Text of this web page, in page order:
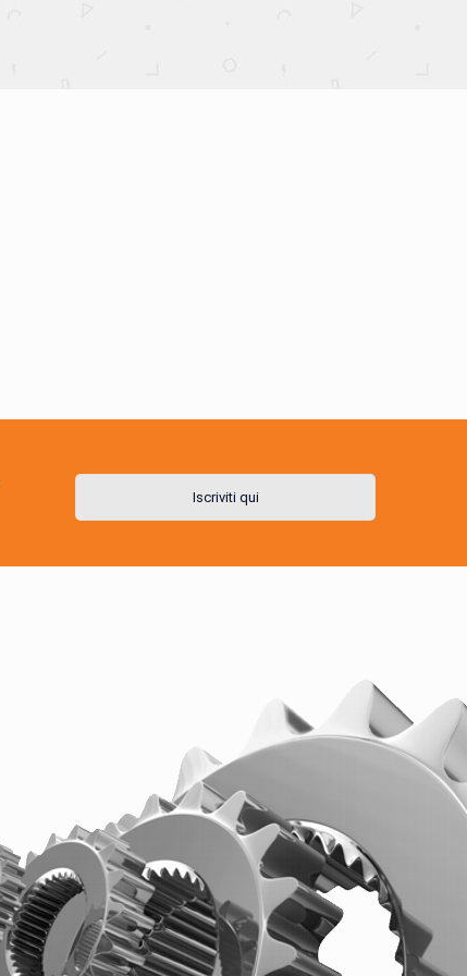
Iscriviti qui